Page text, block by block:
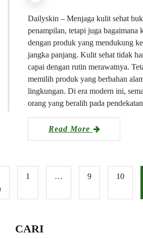
Dailyskin – Menjaga kulit sehat
penampilan, tetapi juga bagaimana
dengan produk yang mendukung
jangka panjang. Kulit sehat tidak
capai dengan rutin merawatnya.
memilih produk yang berbahan
lingkungan. Di era modern ini,
orang yang beralih pada
Read More
1 … 9 10
CARI